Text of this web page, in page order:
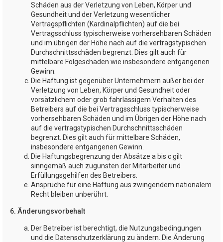
Schäden aus der Verletzung von Leben, Körper und
Gesundheit und der Verletzung wesentlicher
Vertragspflichten (Kardinalpflichten) auf die bei
Vertragsschluss typischerweise vorhersehbaren Schäden
und im übrigen der Höhe nach auf die vertragstypischen
Durchschnittsschäden begrenzt. Dies gilt auch für
mittelbare Folgeschäden wie insbesondere entgangenen
Gewinn.
Die Haftung ist gegenüber Unternehmern außer bei der
Verletzung von Leben, Körper und Gesundheit oder
vorsätzlichem oder grob fahrlässigem Verhalten des
Betreibers auf die bei Vertragsschluss typischerweise
vorhersehbaren Schäden und im Übrigen der Höhe nach
auf die vertragstypischen Durchschnittsschäden
begrenzt. Dies gilt auch für mittelbare Schäden,
insbesondere entgangenen Gewinn.
Die Haftungsbegrenzung der Absätze a bis c gilt
sinngemäß auch zugunsten der Mitarbeiter und
Erfüllungsgehilfen des Betreibers.
Ansprüche für eine Haftung aus zwingendem nationalem
Recht bleiben unberührt.
6. Änderungsvorbehalt
Der Betreiber ist berechtigt, die Nutzungsbedingungen
und die Datenschutzerklärung zu ändern. Die Änderung